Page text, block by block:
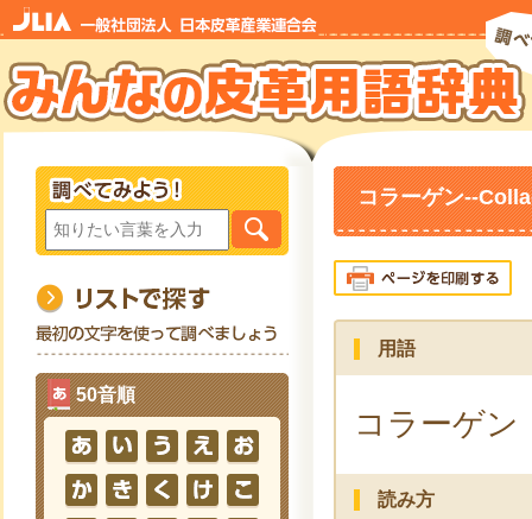
50音順
コラーゲン--
用語
コラーゲン
読み方